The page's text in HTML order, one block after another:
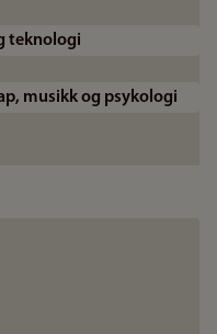
teknologi
musikk og psykologi